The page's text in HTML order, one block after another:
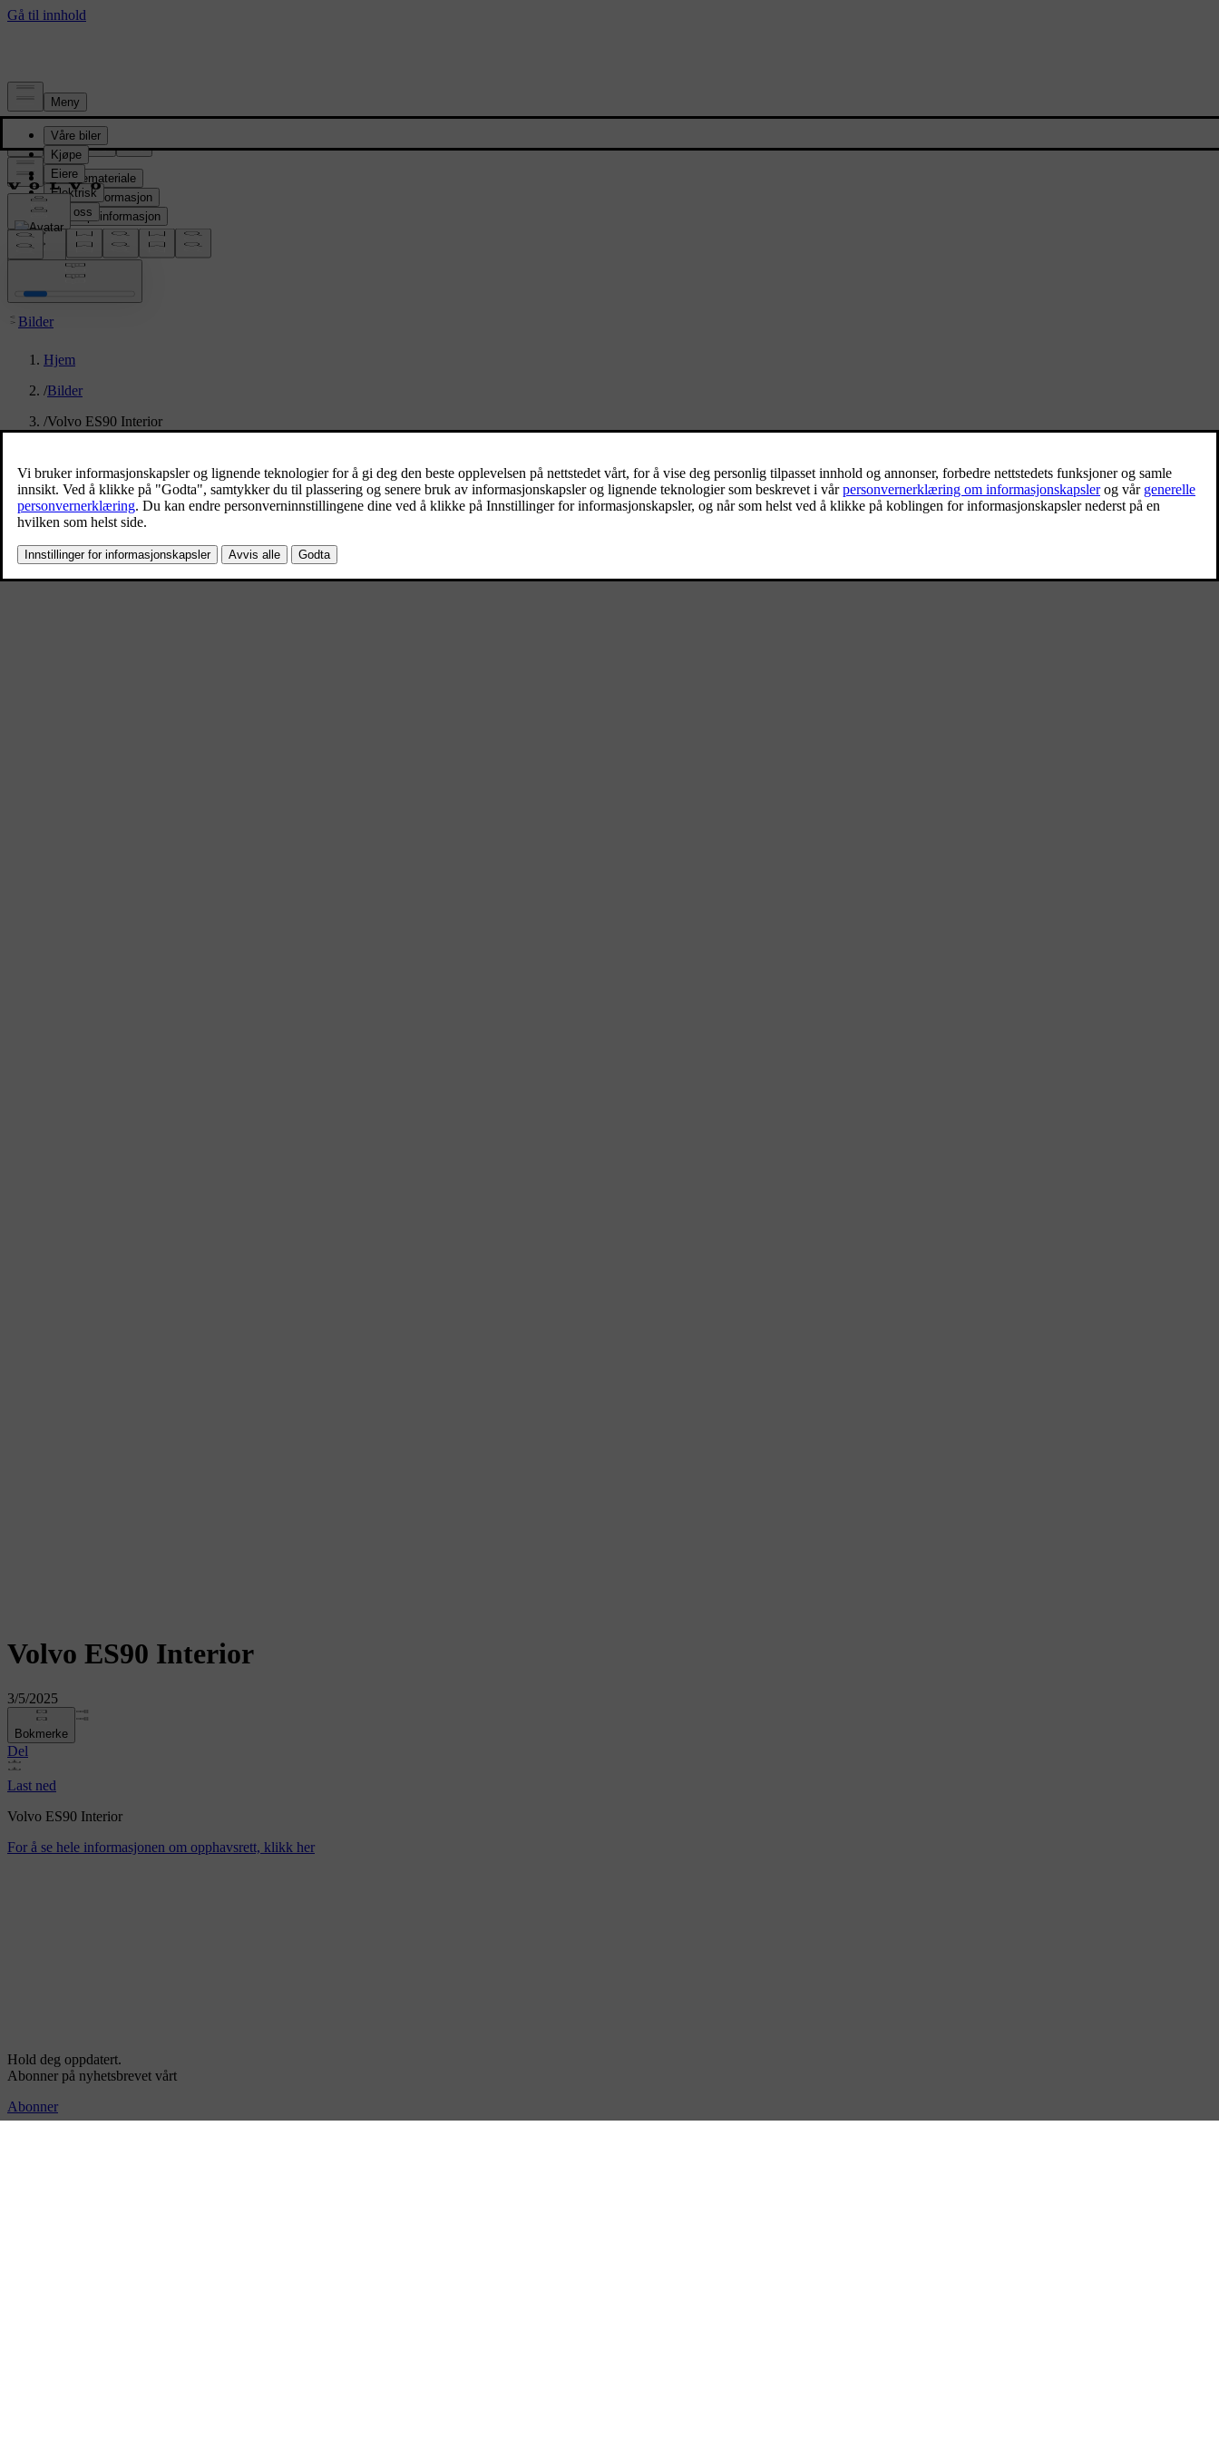
Presserom
Pressemateriale
Produktinformasjon
Selskapsinformasjon
Mediekontakter
location:
Bilder
Hjem
/Bilder
/Volvo ES90 Interior
Volvo ES90 Interior
3/5/2025
Bokmerke
Del
Last ned
Volvo ES90 Interior
For å se hele informasjonen om opphavsrett, klikk her